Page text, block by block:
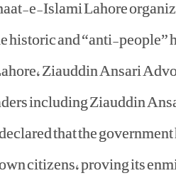
e-Islami Lahore
historic and “anti-people”
Ziauddin Ansari
including Ziauddin
that the government
citizens, proving its